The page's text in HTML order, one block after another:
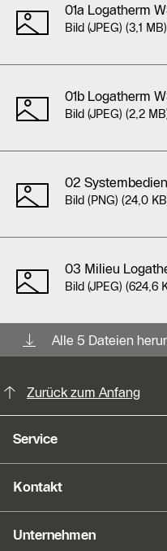
01a Logatherm
Bild (JPEG) (3,1 MB)
01b Logatherm
Bild (JPEG) (2,2
02
Bild (PNG) (24,0
03 Milieu
Bild (JPEG) (624,6
Alle 5 Dateien
Zurück zum Anfang
Service
Kontakt
Unternehmen